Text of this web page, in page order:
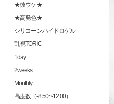
★彼ウケ★
★高発色★
シリコーンハイドロゲル
乱視TORIC
1day
2weeks
Monthly
高度数（-8.50~-12.00）